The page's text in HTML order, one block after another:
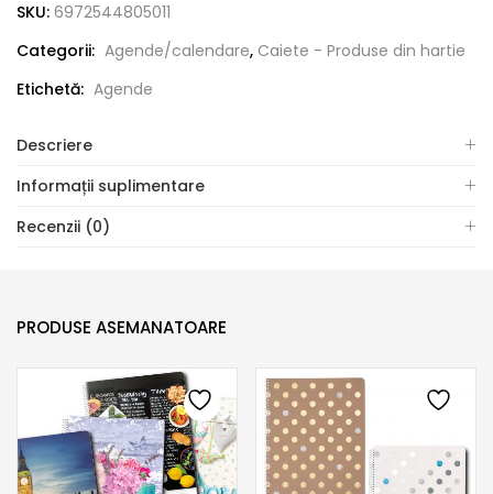
SKU: 6972544805011
Categorii: Agende/calendare, Caiete - Produse din hartie
Etichetă: Agende
Descriere
Informații suplimentare
Recenzii (0)
PRODUSE ASEMANATOARE